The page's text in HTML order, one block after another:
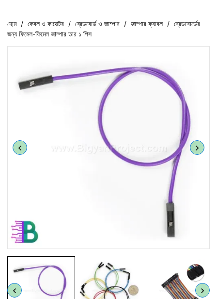
হোম কেবল ও কানেক্টর ব্রেডবোর্ড ও জাম্পার জাম্পার ক্যাবল
ব্রেডবোর্ডের
জন্য ফিমেল-ফিমেল জাম্পার তার ১ পিস